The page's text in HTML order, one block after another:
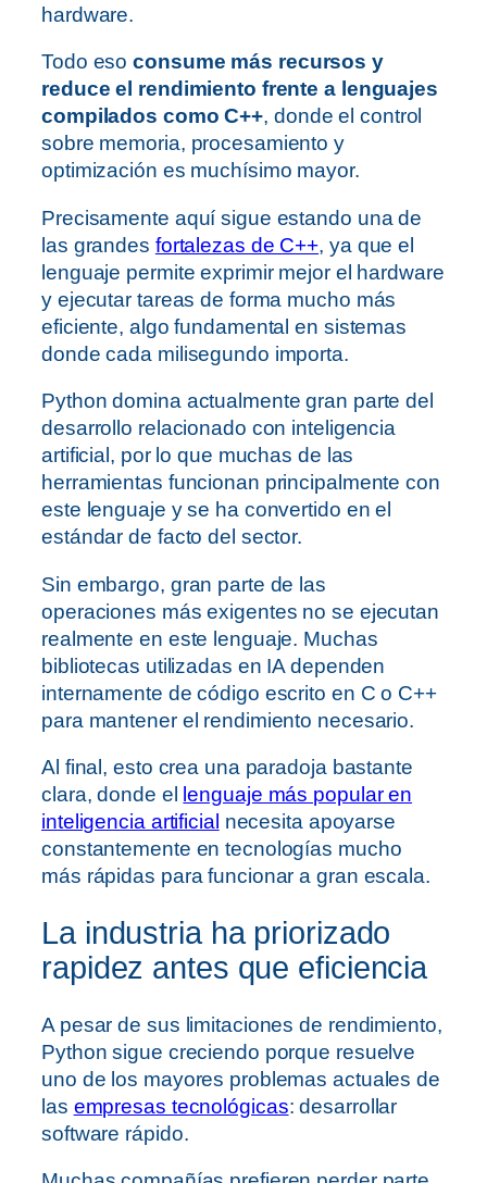
hardware.
Todo esoconsume más recursos y
reduce el rendimiento frente a lenguajes
compilados como C++, donde el control
sobre memoria, procesamiento y
optimización es muchísimo mayor.
Precisamente aquí sigue estando una de
las grandes fortalezas de C++, ya que el
lenguaje permite exprimir mejor el hardware
y ejecutar tareas de forma mucho más
eficiente, algo fundamental en sistemas
donde cada milisegundo importa.
Python domina actualmente gran parte del
desarrollo relacionado con inteligencia
artificial, por lo que muchas de las
herramientas funcionan principalmente con
este lenguaje y se ha convertido en el
estándar de facto del sector.
Sin embargo, gran parte de las
operaciones más exigentes no se ejecutan
realmente en este lenguaje. Muchas
bibliotecas utilizadas en IA dependen
internamente de código escrito en C o C++
para mantener el rendimiento necesario.
Al final, esto crea una paradoja bastante
clara, donde el
lenguaje más popular en
inteligencia artificial necesita apoyarse
constantemente en tecnologías mucho
más rápidas para funcionar a gran escala.
La industria ha priorizado
rapidez antes que eficiencia
A pesar de sus limitaciones de rendimiento,
Python sigue creciendo porque resuelve
uno de los mayores problemas actuales de
las empresas tecnológicas: desarrollar
software rápido.